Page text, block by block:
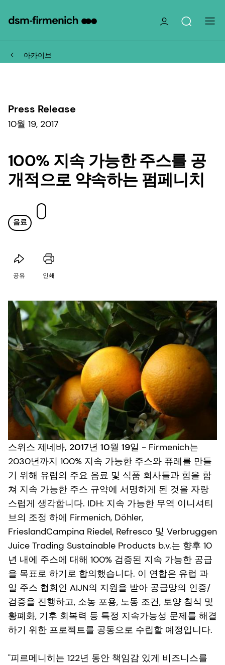
아카이브
Press Release
10월 19, 2017
100% 지속 가능한 주스를 공
개적으로 약속하는 펌페니치
음료
공유 인쇄
스위스 제네바, 2017년 10월 19일 - Firmenich는
2030년까지 100% 지속 가능한 주스와 퓨레를 만들
기 위해 유럽의 주요 음료 및 식품 회사들과 힘을 합
쳐 지속 가능한 주스 규약에 서명하게 된 것을 자랑
스럽게 생각합니다. IDH: 지속 가능한 무역 이니셔티
브의 조정 하에 Firmenich, Döhler,
FrieslandCampina Riedel, Refresco 및 Verbruggen
Juice Trading Sustainable Products b.v.는 향후 10
년 내에 주스에 대해 100% 검증된 지속 가능한 공급
을 목표로 하기로 합의했습니다. 이 연합은 유럽 과
일 주스 협회인 AIJN의 지원을 받아 공급망의 인증/
검증을 진행하고, 소농 포용, 노동 조건, 토양 침식 및
황폐화, 기후 회복력 등 특정 지속가능성 문제를 해결
하기 위한 프로젝트를 공동으로 수립할 예정입니다.
"피르메니히는 122년 동안 책임감 있게 비즈니스를